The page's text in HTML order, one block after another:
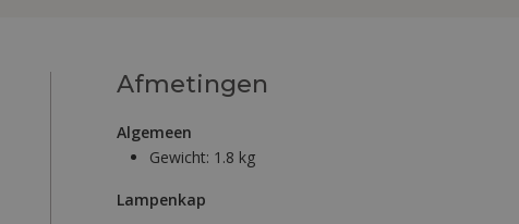
Afmetingen
Algemeen
Gewicht: 1.8 kg
Lampenkap